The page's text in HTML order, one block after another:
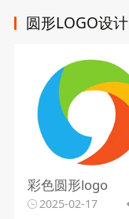
圆形LOGO设计
彩色圆形logo
2025-02-17